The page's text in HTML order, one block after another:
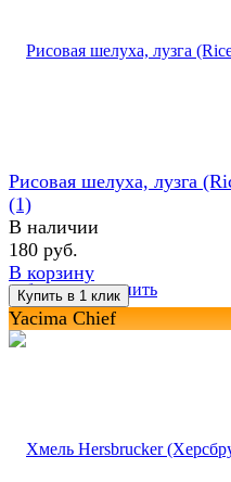
избранное сравнить
Рисовая шелуха, лузга
(1)
В наличии
180 руб.
В корзину
Yacima Chief